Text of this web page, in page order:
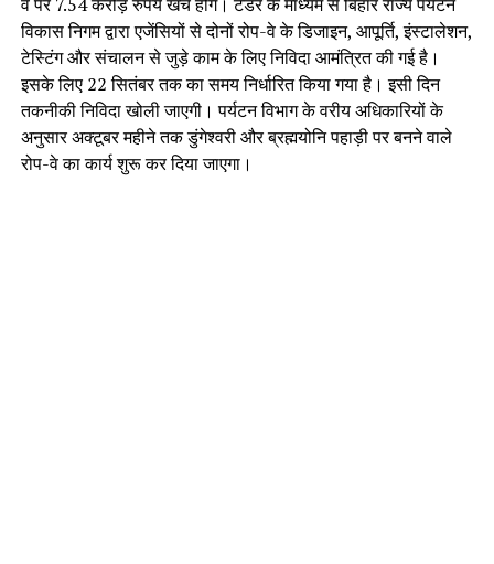
विकास निगम द्वारा एजेंसियों से दोनों रोप-वे के डिजाइन, आपूर्ति, इंस्टालेशन,
टेस्टिंग और संचालन से जुड़े काम के लिए निविदा आमंत्रित की गई है।
इसके लिए 22 सितंबर तक का समय निर्धारित किया गया है। इसी दिन
तकनीकी निविदा खोली जाएगी। पर्यटन विभाग के वरीय अधिकारियों के
अनुसार अक्टूबर महीने तक डुंगेश्वरी और ब्रह्मयोनि पहाड़ी पर बनने वाले
रोप-वे का कार्य शुरू कर दिया जाएगा।